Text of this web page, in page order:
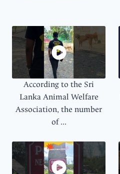
According to the Sri
Lanka Animal Welfare
Association, the number
of ...